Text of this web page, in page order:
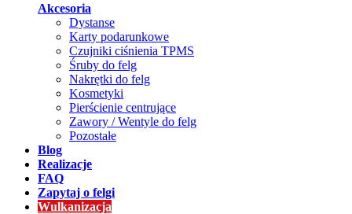
Akcesoria
Dystanse
Karty podarunkowe
Czujniki ciśnienia TPMS
Śruby do felg
Nakrętki do felg
Kosmetyki
Pierścienie centrujące
Zawory / Wentyle do felg
Pozostałe
Blog
Realizacje
FAQ
Zapytaj o felgi
Wulkanizacja